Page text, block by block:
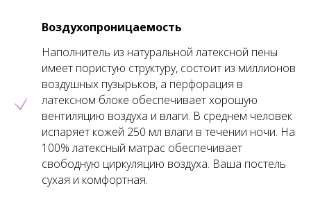
Воздухопроницаемость
Наполнитель из натуральной латексной пены
имеет пористую структуру, состоит из миллионов
воздушных пузырьков, а перфорация в
латексном блоке обеспечивает хорошую
вентиляцию воздуха и влаги. В среднем человек
испаряет кожей 250 мл влаги в течении ночи. На
100% латексный матрас обеспечивает
свободную циркуляцию воздуха. Ваша постель
сухая и комфортная.